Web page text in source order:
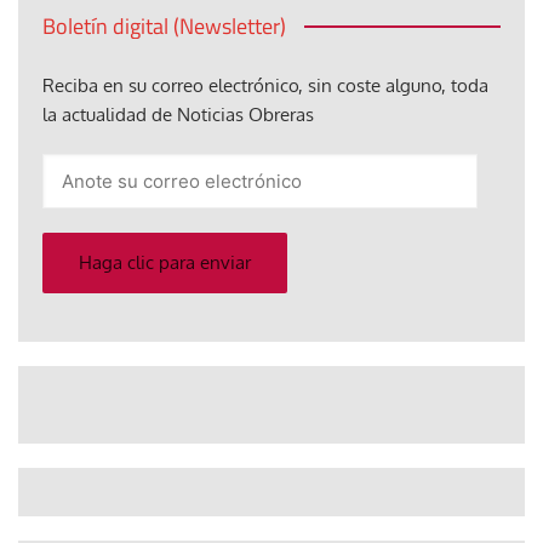
Boletín digital (Newsletter)
Reciba en su correo electrónico, sin coste alguno, toda
la actualidad de Noticias Obreras
electrónico
Haga clic para enviar